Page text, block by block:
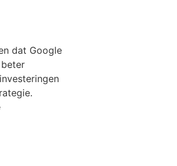
dat Google